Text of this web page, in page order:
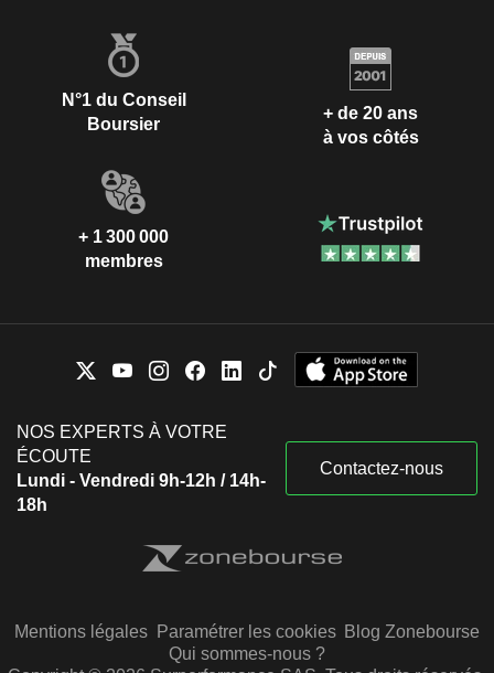
N°1 du Conseil
Boursier
+ de 20 ans
à vos côtés
+ 1 300 000
membres
NOS EXPERTS À VOTRE
ÉCOUTE
Lundi - Vendredi 9h-12h / 14h-
18h
Contactez-nous
Mentions légales Paramétrer les cookies Blog Zonebourse
Qui sommes-nous ?